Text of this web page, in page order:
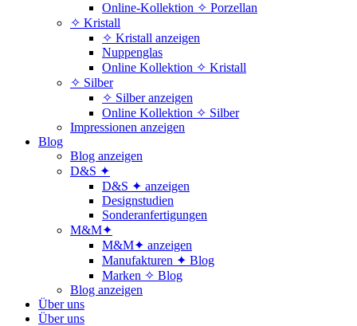
Online-Kollektion ✧ Porzellan
✧ Kristall
✧ Kristall anzeigen
Nuppenglas
Online Kollektion ✧ Kristall
✧ Silber
✧ Silber anzeigen
Online Kollektion ✧ Silber
Impressionen anzeigen
Blog
Blog anzeigen
D&S ✦
D&S ✦ anzeigen
Designstudien
Sonderanfertigungen
M&M✦
M&M✦ anzeigen
Manufakturen ✦ Blog
Marken ✧ Blog
Blog anzeigen
Über uns
Über uns